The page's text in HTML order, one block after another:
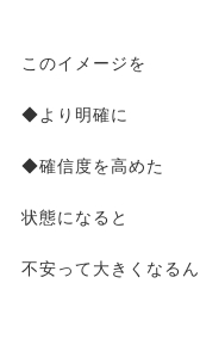
このイメージを
◆より明確に
◆確信度を高めた
状態になると
不安って大きくなるん